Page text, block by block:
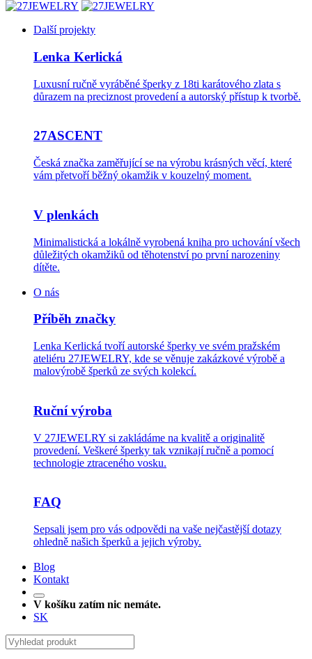
Další projekty
Lenka Kerlická
Luxusní ručně vyráběné šperky z 18ti karátového zlata s
důrazem na preciznost provedení a autorský přístup k tvorbě.
27ASCENT
Česká značka zaměřující se na výrobu krásných věcí, které
vám přetvoří běžný okamžik v kouzelný moment.
V plenkách
Minimalistická a lokálně vyrobená kniha pro uchování všech
důležitých okamžiků od těhotenství po první narozeniny
dítěte.
O nás
Příběh značky
Lenka Kerlická tvoří autorské šperky ve svém pražském
ateliéru 27JEWELRY, kde se věnuje zakázkové výrobě a
malovýrobě šperků ze svých kolekcí.
Ruční výroba
V 27JEWELRY si zakládáme na kvalitě a originalitě
provedení. Veškeré šperky tak vznikají ručně a pomocí
technologie ztraceného vosku.
FAQ
Sepsali jsem pro vás odpovědi na vaše nejčastější dotazy
ohledně našich šperků a jejich výroby.
Blog
Kontakt
V košíku zatím nic nemáte.
SK